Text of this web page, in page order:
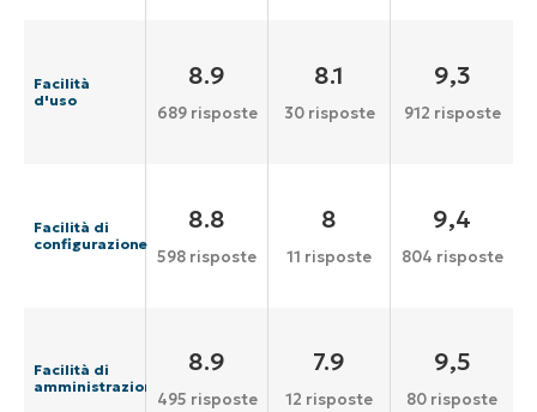
Facilità
d'uso
8.9
689 risposte
8.1
30 risposte
9,3
912 risposte
Facilità di
configurazione
8.8
598 risposte
8
11 risposte
9,4
804 risposte
Facilità di
amministrazione
8.9
495 risposte
7.9
12 risposte
9,5
80 risposte